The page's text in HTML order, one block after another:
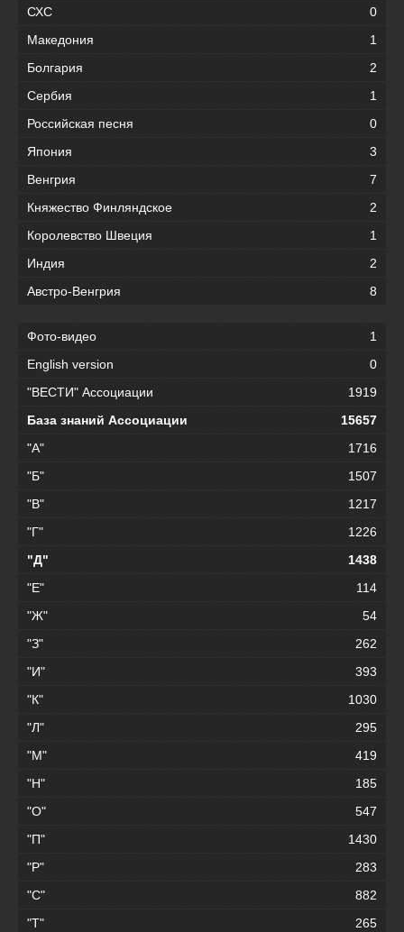
СХС
0
Македония
1
Болгария
2
Сербия
1
Российская песня
0
Япония
3
Венгрия
7
Княжество Финляндское
2
Королевство Швеция
1
Индия
2
Австро-Венгрия
8
Фото-видео
1
English version
0
"ВЕСТИ" Ассоциации
1919
База знаний Ассоциации
15657
"А"
1716
"Б"
1507
"В"
1217
"Г"
1226
"Д"
1438
"Е"
114
"Ж"
54
"З"
262
"И"
393
"К"
1030
"Л"
295
"М"
419
"Н"
185
"О"
547
"П"
1430
"Р"
283
"С"
882
"Т"
265